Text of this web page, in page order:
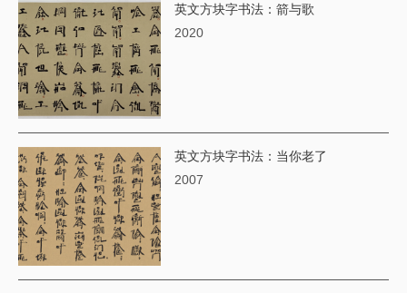
英文方块字书法：箭与歌
2020
英文方块字书法：当你老了
2007